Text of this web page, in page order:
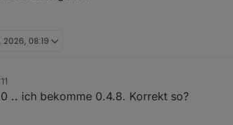
2026, 08:19
.. ich bekomme 0.4.8. Korrekt so?